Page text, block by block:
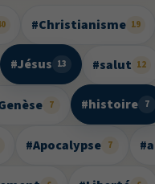
#Christianisme 19
#Jésus 13 #salut 12
7 #histoire 7
#Apocalypse 7